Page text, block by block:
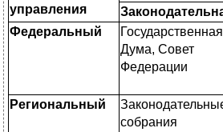
управления
Федеральный
Государственная
Дума, Совет
Федерации
Региональный
собрания